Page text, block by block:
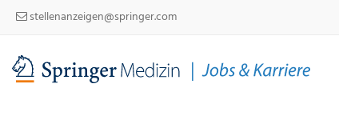
stellenanzeigen@springer.com